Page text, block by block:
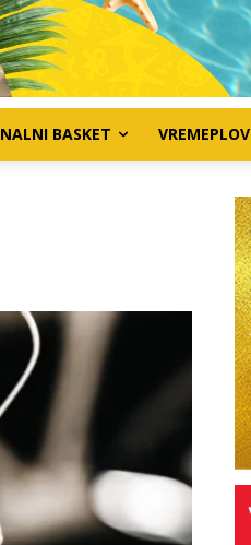
BASKET VREMEPLOV